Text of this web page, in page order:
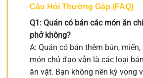
Câu Hỏi Thường Gặp (FAQ)
Q1: Quán có bán các món ăn
phở không?
A: Quán có bán thêm bún,
món chủ đạo vẫn là các loại
ăn vặt. Bạn không nên kỳ vọng